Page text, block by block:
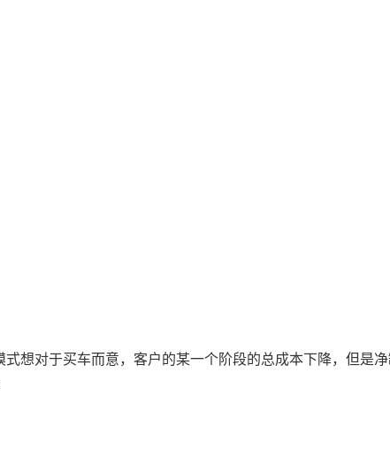
想对于买车而意，客户的某一个阶段的总成本下降，但是